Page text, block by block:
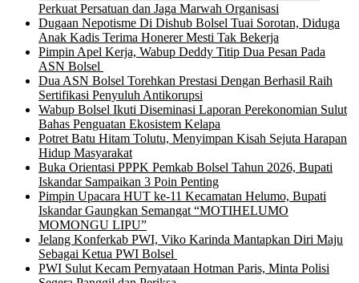
Perkuat Persatuan dan Jaga Marwah Organisasi
Dugaan Nepotisme Di Dishub Bolsel Tuai Sorotan, Diduga
Anak Kadis Terima Honerer Mesti Tak Bekerja
Pimpin Apel Kerja, Wabup Deddy Titip Dua Pesan Pada
ASN Bolsel
Dua ASN Bolsel Torehkan Prestasi Dengan Berhasil Raih
Sertifikasi Penyuluh Antikorupsi
Wabup Bolsel Ikuti Diseminasi Laporan Perekonomian Sulut
Bahas Penguatan Ekosistem Kelapa
Potret Batu Hitam Tolutu, Menyimpan Kisah Sejuta Harapan
Hidup Masyarakat
Buka Orientasi PPPK Pemkab Bolsel Tahun 2026, Bupati
Iskandar Sampaikan 3 Poin Penting
Pimpin Upacara HUT ke-11 Kecamatan Helumo, Bupati
Iskandar Gaungkan Semangat “MOTIHELUMO
MOMONGU LIPU”
Jelang Konferkab PWI, Viko Karinda Mantapkan Diri Maju
Sebagai Ketua PWI Bolsel
PWI Sulut Kecam Pernyataan Hotman Paris, Minta Polisi